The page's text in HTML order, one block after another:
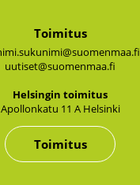
Toimitus
uutiset@suomenmaa.fi
Hel­sin­gin toi­mi­tus
Apol­lon­ka­tu 11 A Hel­sin­ki
Toimitus